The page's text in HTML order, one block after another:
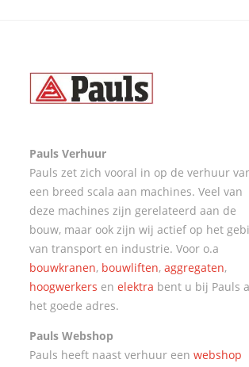
Pauls Verhuur
Pauls zet zich vooral in op de verhuur
een breed scala aan machines. Veel van
deze machines zijn gerelateerd aan de
bouw, maar ook zijn wij actief op het
van transport en industrie. Voor o.a
bouwkranen, bouwliften, aggregaten,
hoogwerkers en elektra bent u bij Pauls
het goede adres.
Pauls Webshop
Pauls heeft naast verhuur een webshop